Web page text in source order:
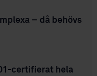
– då behövs
certifierat hela